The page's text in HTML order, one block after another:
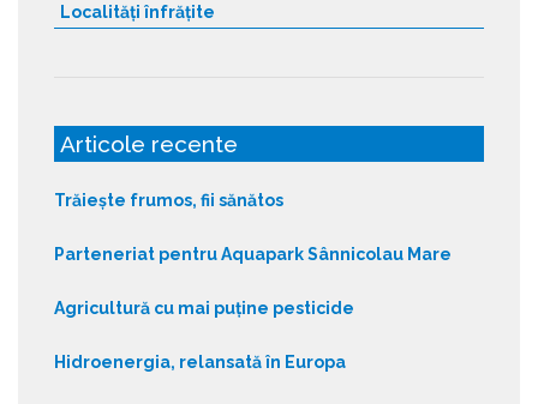
Localități înfrățite
Articole recente
Trăiește frumos, fii sănătos
Parteneriat pentru Aquapark Sânnicolau Mare
Agricultură cu mai puține pesticide
Hidroenergia, relansată în Europa